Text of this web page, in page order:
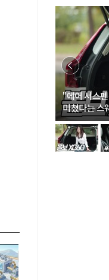
"에어 서스
미쳤다는 스
B5 울트라'